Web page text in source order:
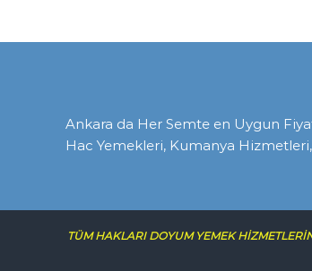
Ankara da Her Semte en Uygun
Hac Yemekleri, Kumanya
TÜM HAKLARI DOYUM YEMEK